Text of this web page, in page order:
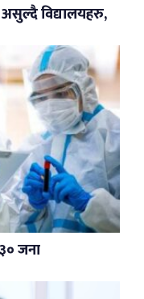
असुल्दै विद्यालयहरु,
जना